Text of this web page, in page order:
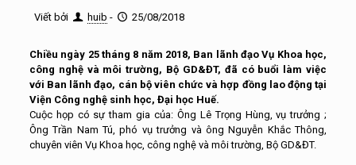
Viết bởi huib - 25/08/2018
Chiều ngày 25 tháng 8 năm 2018, Ban lãnh đạo Vụ Khoa học,
công nghệ và môi trường, Bộ GD&ĐT, đã có buổi làm việc
với Ban lãnh đạo, cán bộ viên chức và hợp đồng lao động tại
Viện Công nghệ sinh học, Đại học Huế.
Cuộc họp có sự tham gia của: Ông Lê Trọng Hùng, vụ trưởng ;
Ông Trần Nam Tú, phó vụ trưởng và ông Nguyễn Khắc Thông,
chuyên viên Vụ Khoa học, công nghệ và môi trường, Bộ GD&ĐT.